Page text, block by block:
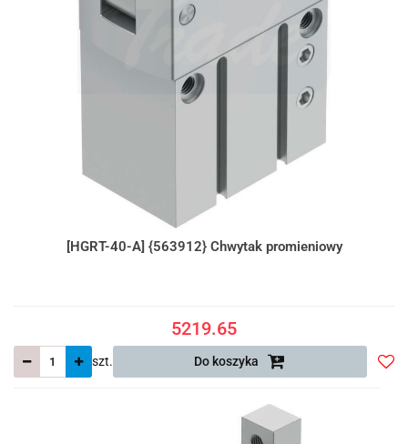
[HGRT-40-A] {563912} Chwytak promieniowy
5219.65
szt. Do koszyka